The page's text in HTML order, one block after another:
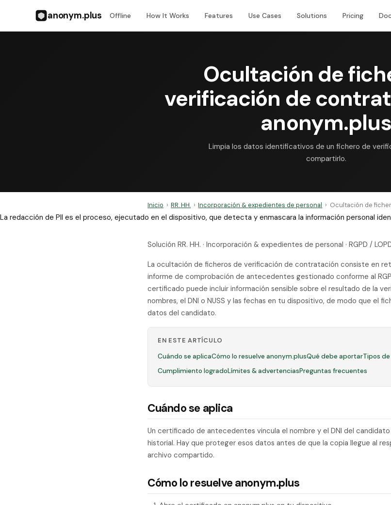
anonym.plus Offline How It Works Features Use Cases Solutions Pricing
Ocultación de
verificación de
anonym.plus
Limpia los datos identificativos de un fichero de
compartirlo.
Inicio › RR. HH. › Incorporación & expedientes de personal › Ocultación de
La redacción de PII es el proceso, ejecutado en el dispositivo, que detecta y enmascara la información personal
Solución RR. HH. · Incorporación & expedientes de personal · RGPD /
La ocultación de ficheros de verificación de contratación consiste en
informe de comprobación de antecedentes gestionado conforme al
certificado puede incluir información sensible sobre el resultado de la
nombres, el DNI o NUSS y las fechas en tu dispositivo, de modo que el
datos del candidato.
EN ESTE ARTÍCULO
Cuándo se aplicaCómo lo resuelve anonym.plusQué debe aportarTipos
Cumplimiento logradoLímites & advertenciasPreguntas frecuentes
Cuándo se aplica
Un certificado de antecedentes vincula el nombre y el DNI del
historial. Hay que proteger esos datos antes de que la copia llegue al
archivo compartido.
Cómo lo resuelve anonym.plus